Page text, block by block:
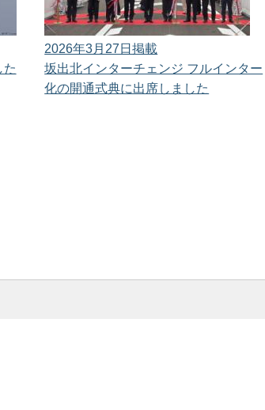
た
2026年3月27日掲載
坂出北インターチェンジ フルインター
化の開通式典に出席しました